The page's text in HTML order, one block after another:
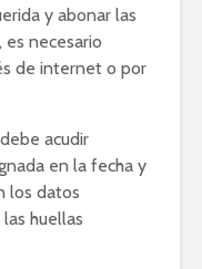
y abonar las
necesario
de internet o por
acudir
en la fecha y
los datos
huellas